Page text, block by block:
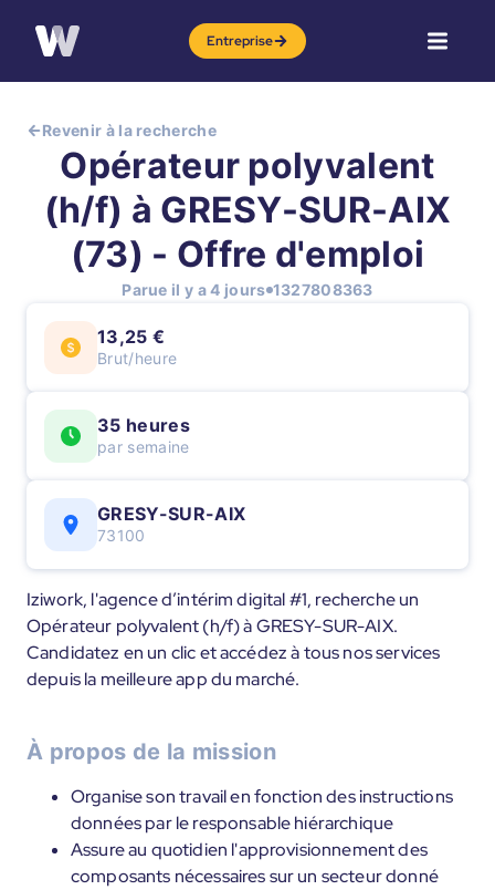
Entreprise
Revenir à la recherche
Opérateur polyvalent
(h/f) à GRESY-SUR-AIX
(73) - Offre d'emploi
Parue il y a 4 jours 1327808363
13,25 €
Brut/heure
35 heures
par semaine
GRESY-SUR-AIX
73100
Iziwork, l'agence d’intérim digital #1, recherche un
Opérateur polyvalent (h/f) à GRESY-SUR-AIX.
Candidatez en un clic et accédez à tous nos services
depuis la meilleure app du marché.
À propos de la mission
Organise son travail en fonction des instructions
données par le responsable hiérarchique
Assure au quotidien l'approvisionnement des
composants nécessaires sur un secteur donné